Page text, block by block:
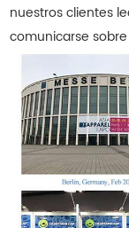
nuestros clientes
comunicarse